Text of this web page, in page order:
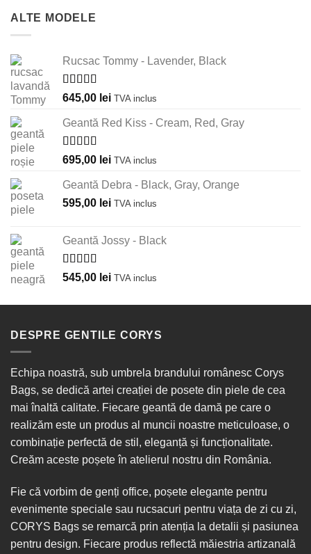
ALTE MODELE
Rucsac Tommy - Lavender, Black
Evaluat la
din 5
645,00 lei TVA inclus
Geantă Red Kiss - Cream, Red, Gray
Evaluat la
din 5
695,00 lei TVA inclus
Geantă Debra - Black, Gray, Orange
595,00 lei TVA inclus
Geantă Jossy - Black
Evaluat la
din 5
545,00 lei TVA inclus
DESPRE GENTILE CORYS
Echipa noastră, sub umbrela brandului românesc Corys
Bags, se dedică artei creației de posete din piele de cea
mai înaltă calitate. Fiecare geantă de damă pe care o
realizăm este un produs al muncii noastre meticuloase, o
combinație perfectă de stil, eleganță și funcționalitate.
Creăm aceste poșete în atelierul nostru din România.
Fie că vorbim de genți office, poșete elegante pentru
evenimente speciale sau rucsacuri pentru viața de zi cu zi,
CORYS Bags se remarcă prin atenția la detalii și pasiunea
pentru design. Fiecare produs reflectă măiestria artizanală